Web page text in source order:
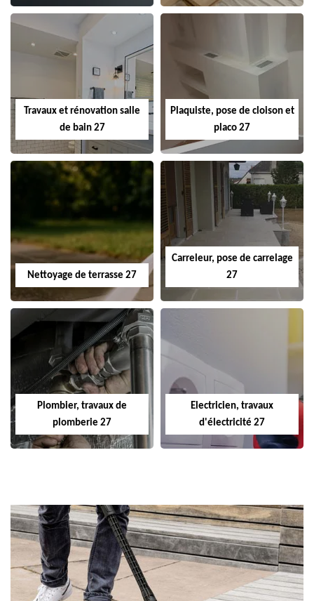
Travaux et rénovation salle
de bain 27
Plaquiste, pose de cloison et
placo 27
Nettoyage de terrasse 27
Carreleur, pose de carrelage
27
Plombier, travaux de
plomberie 27
Electricien, travaux
d'électricité 27